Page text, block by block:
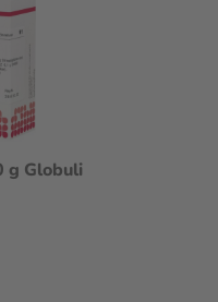
g Globuli